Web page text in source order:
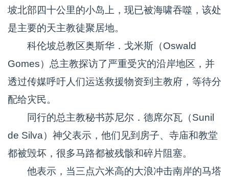
坡北部四十公里的小岛上，现已被海啸吞噬，该处
是主要的天主教徒聚居地。
科伦坡总教区奥斯华．戈米斯（Oswald
Gomes）总主教探访了严重受灾的沿岸地区，并
透过传媒呼吁人们运送救援物资到主教府，等待分
配给灾民。
同行的总主教秘书苏尼尔．德席尔瓦（Sunil
de Silva）神父表示，他们见到房子、寺庙和教堂
都被毁坏，很多马路都被残骸和碎片阻塞。
他表示，当三点六米高的大浪冲击南岸的马塔